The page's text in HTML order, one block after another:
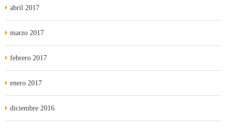
abril 2017
marzo 2017
febrero 2017
enero 2017
diciembre 2016